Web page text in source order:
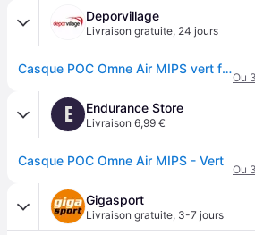
Deporvillage
Livraison gratuite, 24 jours
Casque POC Omne Air MIPS vert foncé - M - Green
Ou
E Endurance Store
Livraison 6,99 €
Casque POC Omne Air MIPS - Vert
Ou
Gigasport
Livraison gratuite, 3-7 jours